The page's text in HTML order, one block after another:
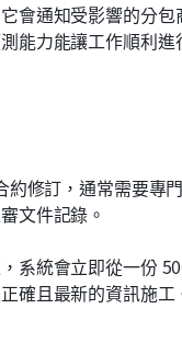
會通知受影響的分包
能力能讓工作順利進
修訂，通常需要專
文件記錄。
系統會立即從一份
確且最新的資訊施工